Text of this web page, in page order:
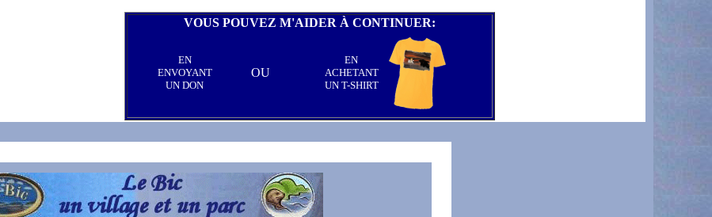
VOUS POUVEZ M'AIDER À CONTINUER:
EN
ENVOYANT
UN DON
OU
EN
ACHETANT
UN T-SHIRT